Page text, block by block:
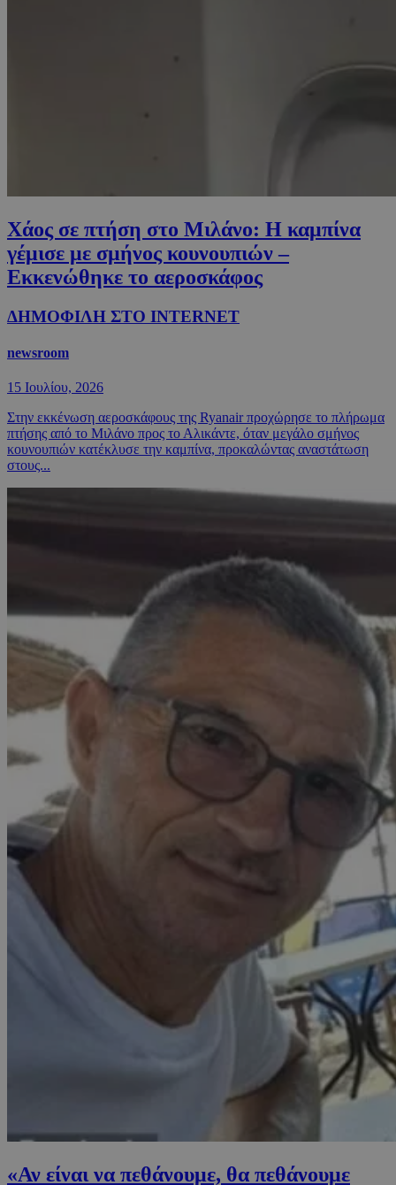
Xάος σε πτήση στο Μιλάνο: Η καμπίνα
γέμισε με σμήνος κουνουπιών –
Εκκενώθηκε το αεροσκάφος
ΔΗΜΟΦΙΛΗ ΣΤΟ INTERNET
newsroom
15 Ιουλίου, 2026
Στην εκκένωση αεροσκάφους της Ryanair προχώρησε το πλήρωμα
πτήσης από το Μιλάνο προς το Αλικάντε, όταν μεγάλο σμήνος
κουνουπιών κατέκλυσε την καμπίνα, προκαλώντας αναστάτωση
στους...
«Αν είναι να πεθάνουμε, θα πεθάνουμε